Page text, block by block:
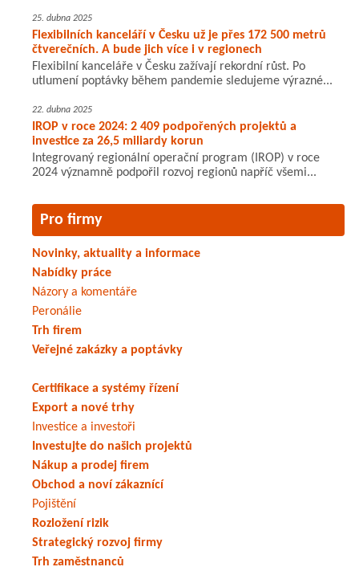
25. dubna 2025
Flexibilních kanceláří v Česku už je přes 172 500 metrů
čtverečních. A bude jich více i v regionech
Flexibilní kanceláře v Česku zažívají rekordní růst. Po
utlumení poptávky během pandemie sledujeme výrazné...
22. dubna 2025
IROP v roce 2024: 2 409 podpořených projektů a
investice za 26,5 miliardy korun
Integrovaný regionální operační program (IROP) v roce
2024 významně podpořil rozvoj regionů napříč všemi...
Pro firmy
Novinky, aktuality a informace
Nabídky práce
Názory a komentáře
Peronálie
Trh firem
Veřejné zakázky a poptávky
Certifikace a systémy řízení
Export a nové trhy
Investice a investoři
Investujte do našich projektů
Nákup a prodej firem
Obchod a noví zákaznící
Pojištění
Rozložení rizik
Strategický rozvoj firmy
Trh zaměstnanců